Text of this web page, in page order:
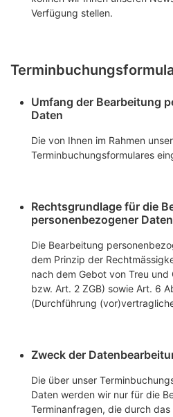
Verfügung stellen.
Umfang der Bearbeitung
Daten
Die von Ihnen im Rahmen
Terminbuchungsformulares
Rechtsgrundlage für die
personenbezogener Daten
Die Bearbeitung
dem Prinzip der
nach dem Gebot von Treu und
bzw. Art. 2 ZGB) sowie Art. 6
(Durchführung
Zweck der
Die über unser
Daten werden wir nur für die
Terminanfragen, die durch